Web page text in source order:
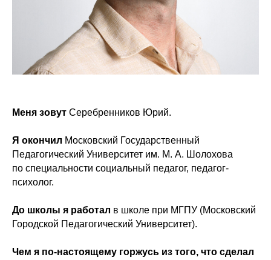
Меня зовут Серебренников Юрий.
Я окончил Московский Государственный
Педагогический Университет им. М. А. Шолохова
по специальности социальный педагог, педагог-
психолог.
До школы я работал в школе при МГПУ (Московский
Городской Педагогический Университет).
Чем я по-настоящему горжусь из того, что сделал